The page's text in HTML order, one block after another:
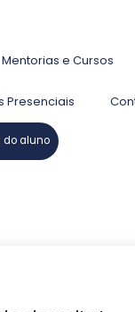
Mentorias e Cursos
Presenciais
do aluno